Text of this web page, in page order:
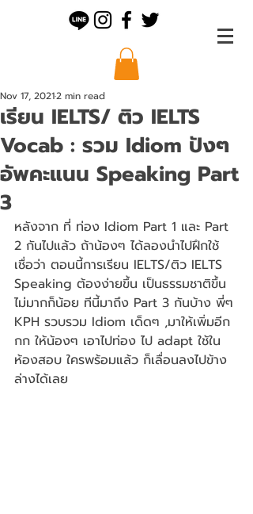
เรียน IELTS/ ติว IELTS
Vocab : รวม Idiom ปังๆ
อัพคะแนน Speaking Part
3
Nov 17, 20212 min read
หลังจาก ที่ ท่อง Idiom Part 1 และ Part
2 กันไปแล้ว ถ้าน้องๆ ได้ลองนำไปฝึกใช้
เชื่อว่า ตอนนี้การเรียน IELTS/ติว IELTS
Speaking ต้องง่ายขึ้น เป็นธรรมชาติขึ้น
ไม่มากก็น้อย ทีนี้มาถึง Part 3 กันบ้าง พี่ๆ
KPH รวบรวม Idiom เด็ดๆ ,มาให้เพิ่มอีก
กก ให้น้องๆ เอาไปท่อง ไป adapt ใช้ใน
ห้องสอบ ใครพร้อมแล้ว ก็เลื่อนลงไปข้าง
ล่างได้เลย